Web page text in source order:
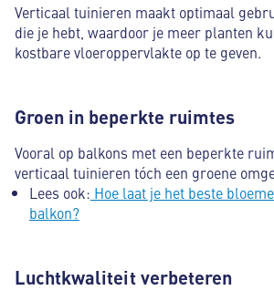
Verticaal tuinieren maakt optimaal
die je hebt, waardoor je meer planten
kostbare vloeroppervlakte op te geven.
Groen in beperkte ruimtes
Vooral op balkons met een beperkte
verticaal tuinieren tóch een groene
Lees ook: Hoe laat je het beste
balkon?
Luchtkwaliteit verbeteren